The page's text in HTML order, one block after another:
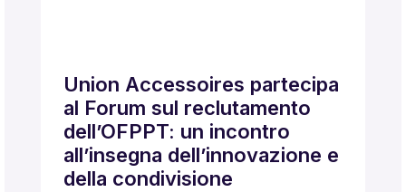
Union Accessoires partecipa
al Forum sul reclutamento
dell’OFPPT: un incontro
all’insegna dell’innovazione e
della condivisione